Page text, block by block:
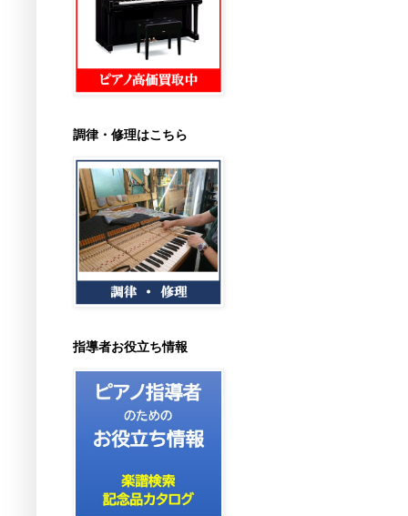
調律・修理はこちら
指導者お役立ち情報